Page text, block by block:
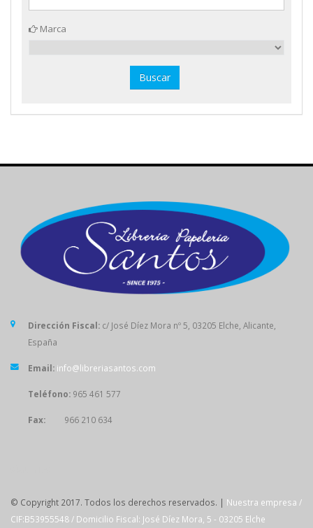
Marca
Dirección Fiscal: c/ José Díez Mora nº 5, 03205 Elche, Alicante,
España
Email: info@libreriasantos.com
Teléfono: 965 461 577
Fax: 966 210 634
© Copyright 2017. Todos los derechos reservados. | Nuestra empresa /
CIF:B53955548 / Domicilio Fiscal: José Díez Mora, 5 - 03205 Elche